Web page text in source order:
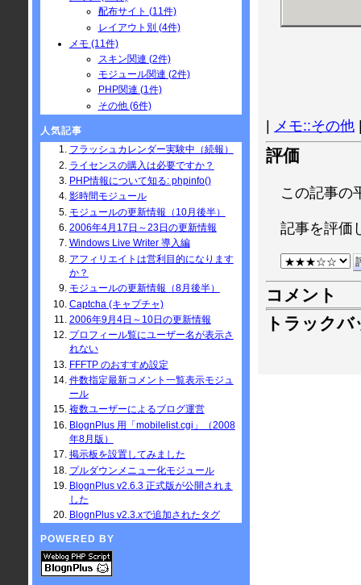
メモ::その他
評価
この記事の
記事を評価
コメント
トラックバ
配布サイト (11件)
レイアウト別 (4件)
メモ (11件)
スキン関連 (2件)
モジュール関連 (2件)
PHP関連 (1件)
その他 (6件)
人気記事
フラッシュカレンダー実験中（続報）
ライセンスの購入は必要ですか？
PHP情報について知る: phpinfo()
影時間モジュール
モジュールの更新情報（10月後半）
2006年4月17日～23日の更新情報
Windows Live Writer 導入編
アフィリエイトは営利目的になります
か？
モジュールの更新情報（8月後半）
Captcha (キャプチャ)
2006年9月4日～10日の更新情報
プロフィール覧にユーザー名が表示さ
れない
FFFTP のおすすめ設定
件数指定最新コメント一覧表示モジュ
ール
複数ユーザーによるブログ運営
BlognPlus 用「mobilelist.cgi」（2008
年8月版）
掲示板を設置してみました
プルダウンメニュー化モジュール
BlognPlus v2.6.3 正式版が公開されま
した
BlognPlus v2.3.xで追加されたタグ
POWERED BY